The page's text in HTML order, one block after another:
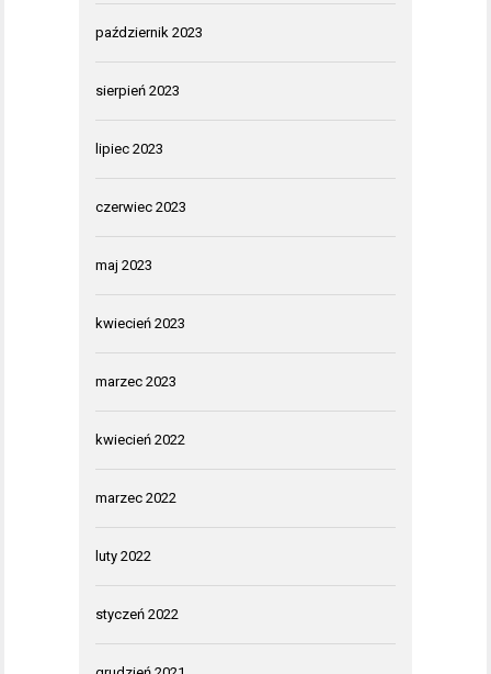
październik 2023
sierpień 2023
lipiec 2023
czerwiec 2023
maj 2023
kwiecień 2023
marzec 2023
kwiecień 2022
marzec 2022
luty 2022
styczeń 2022